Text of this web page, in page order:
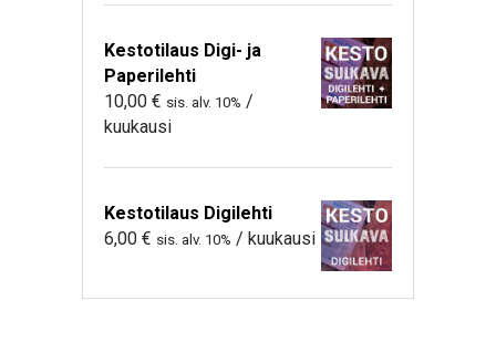
Kestotilaus Digi- ja
Paperilehti
10,00 € sis. alv. 10% /
kuukausi
Kestotilaus Digilehti
6,00 € sis. alv. 10% / kuukausi